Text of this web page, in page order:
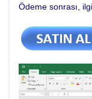
Ödeme sonrası,